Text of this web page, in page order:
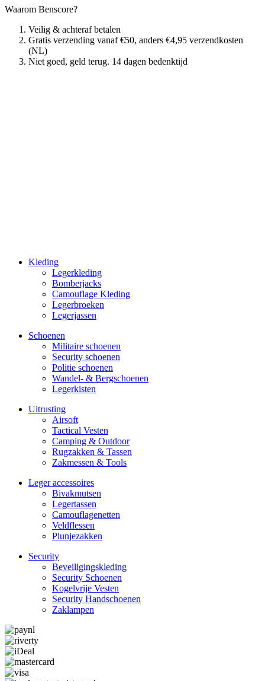
Waarom Benscore?
Veilig & achteraf betalen
Gratis verzending vanaf €50, anders €4,95 verzendkosten
(NL)
Niet goed, geld terug. 14 dagen bedenktijd
Kleding
Legerkleding
Bomberjacks
Camouflage Kleding
Legerbroeken
Legerjassen
Schoenen
Militaire schoe­nen
Security schoenen
Politie schoenen
Wandel- & Berg­­schoenen
Legerkisten
Uitrusting
Airsoft
Tactical Ves­ten
Camping & Outdoor
Rugzakken & Tassen
Zakmessen & Tools
Leger accessoires
Bivakmutsen
Legertassen
Camouflage­­netten
Veldflessen
Plunjezakken
Security
Beveiligings­­kleding
Security Schoenen
Kogelvrije Vesten
Security Hand­­schoenen
Zaklampen